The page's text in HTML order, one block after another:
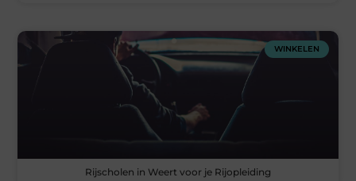
WINKELEN
Rijscholen in Weert voor je Rijopleiding